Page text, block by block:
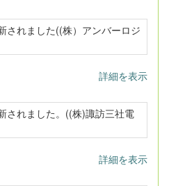
されました((株）アンバーロジ
詳細を表示
されました。((株)諏訪三社電
詳細を表示